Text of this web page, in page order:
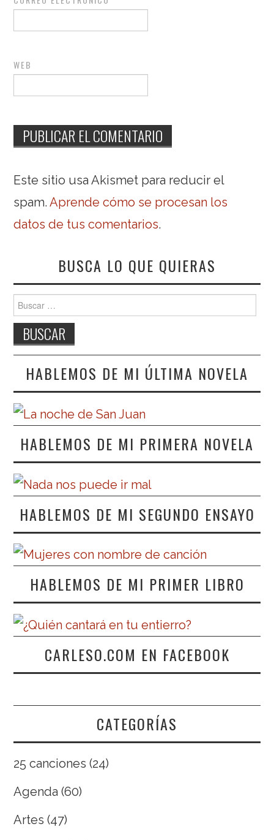
WEB
Este sitio usa Akismet para reducir el
spam.Aprende cómo se procesan los
datos de tus comentarios.
BUSCA LO QUE QUIERAS
Buscar:
HABLEMOS DE MI ÚLTIMA NOVELA
HABLEMOS DE MI PRIMERA NOVELA
HABLEMOS DE MI SEGUNDO ENSAYO
HABLEMOS DE MI PRIMER LIBRO
CARLESO.COM EN FACEBOOK
CATEGORÍAS
25 canciones (24)
Agenda (60)
Artes (47)